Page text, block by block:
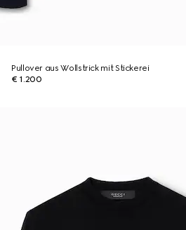
Pullover aus Wollstrick mit Stickerei
€ 1.200